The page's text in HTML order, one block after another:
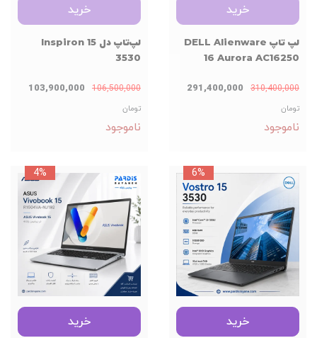
خرید
لپ تاپ DELL Alienware
16 Aurora AC16250
310,400,000
291,400,000
تومان
ناموجود
خرید
لپ‌تاپ دل Inspiron 15
3530
106,500,000
103,900,000
تومان
ناموجود
خرید
6%
خرید
4%